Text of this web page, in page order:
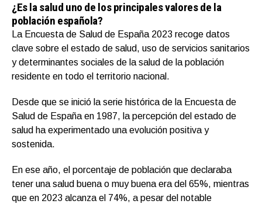
¿Es la salud uno de los principales valores de la
población española?
La Encuesta de Salud de España 2023 recoge datos
clave sobre el estado de salud, uso de servicios sanitarios
y determinantes sociales de la salud de la población
residente en todo el territorio nacional.
Desde que se inició la serie histórica de la Encuesta de
Salud de España en 1987, la percepción del estado de
salud ha experimentado una evolución positiva y
sostenida.
En ese año, el porcentaje de población que declaraba
tener una salud buena o muy buena era del 65%, mientras
que en 2023 alcanza el 74%, a pesar del notable